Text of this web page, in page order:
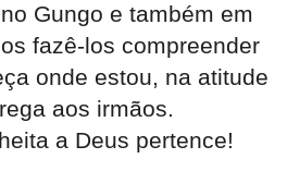
Gungo e também em
fazê-los compreender
onde estou, na atitude
aos irmãos.
a Deus pertence!